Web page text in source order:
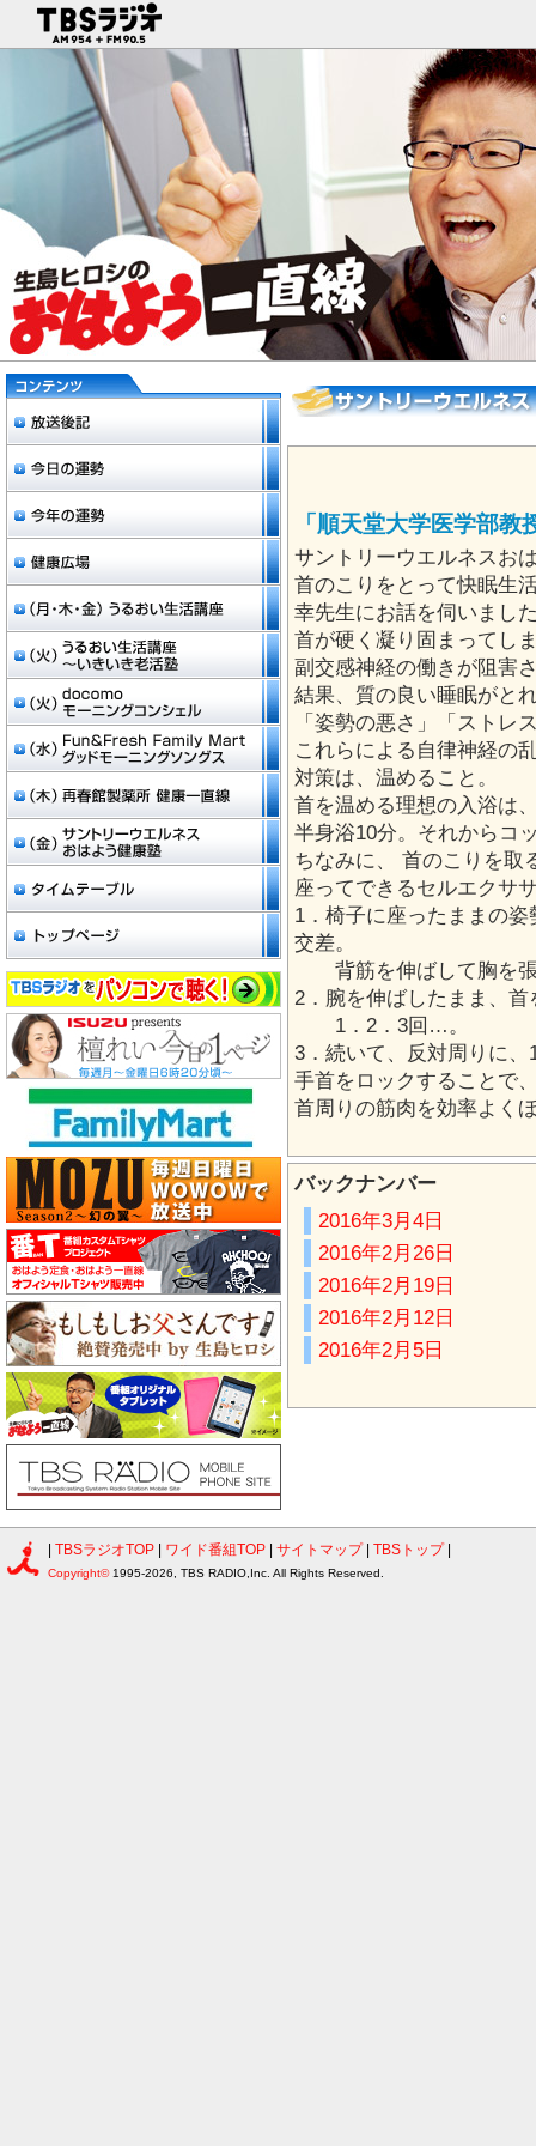
「順天堂大学医学部
サントリーウエルネスお
首のこりをとって快眠生
幸先生にお話を伺いまし
首が硬く凝り固まってし
副交感神経の働きが阻害
結果、質の良い睡眠がと
「姿勢の悪さ」「ストレ
これらによる自律神経の
対策は、温めること。
首を温める理想の入浴は
半身浴10分。それからコ
ちなみに、 首のこりを取
座ってできるセルエクサ
1．椅子に座ったままの
交差。
背筋を伸ばして胸を張
2．腕を伸ばしたまま、
1．2．3回…。
3．続いて、反対周りに
手首をロックすることで
首周りの筋肉を効率よく
バックナンバー
2016年3月4日
2016年2月26日
2016年2月19日
2016年2月12日
2016年2月5日
TBSラジオTOP ワイド番組TOP サイトマップ TBSトップ|
Copyright© 1995-2026, TBS RADIO,Inc. All Rights Reserved.